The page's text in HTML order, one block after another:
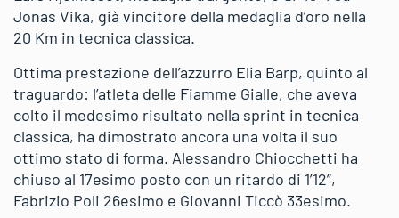
Jonas Vika, già vincitore della medaglia d’oro nella
20 Km in tecnica classica.
Ottima prestazione dell’azzurro Elia Barp, quinto al
traguardo: l’atleta delle Fiamme Gialle, che aveva
colto il medesimo risultato nella sprint in tecnica
classica, ha dimostrato ancora una volta il suo
ottimo stato di forma. Alessandro Chiocchetti ha
chiuso al 17esimo posto con un ritardo di 1’12”,
Fabrizio Poli 26esimo e Giovanni Ticcò 33esimo.